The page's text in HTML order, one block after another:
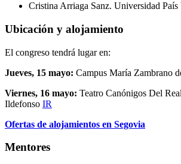
Cristina Arriaga Sanz. Universidad País
Ubicación y alojamiento
El congreso tendrá lugar en:
Jueves, 15 mayo: Campus María Zambrano
Viernes, 16 mayo: Teatro Canónigos Del
Ildefonso IR
Ofertas de alojamientos en Segovia
Mentores